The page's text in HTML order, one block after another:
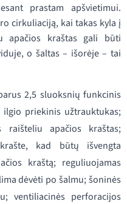
prastam apšvietimui.
cirkuliaciją, kai takas kyla į
apačios kraštas gali būti
o šaltas – išorėje – tai
2,5 sluoksnių funkcinis
priekinis užtrauktukas;
raišteliu apačios kraštas;
kad būtų išvengta
kraštą; reguliuojamas
dėvėti po šalmu; šoninės
ventiliacinės perforacijos